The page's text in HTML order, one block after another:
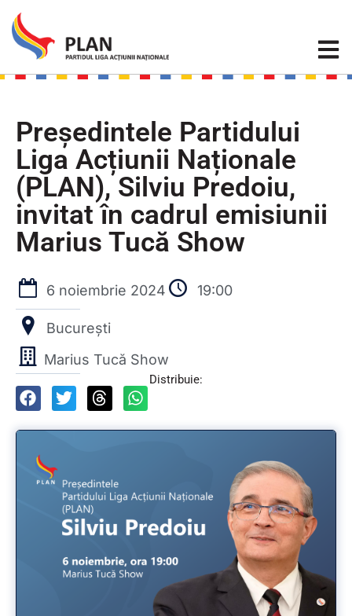
Președintele Partidului
Liga Acțiunii Naționale
(PLAN), Silviu Predoiu,
invitat în cadrul emisiunii
Marius Tucă Show
6 noiembrie 2024 19:00
București
Marius Tucă Show
Distribuie: